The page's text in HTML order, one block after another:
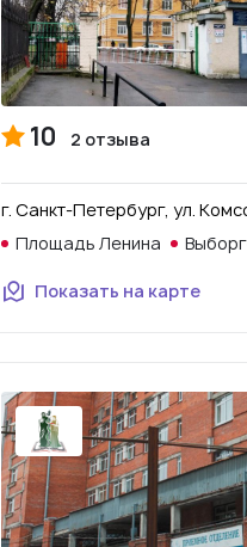
10 2 отзыва
г. Санкт-Петербург, ул.
Площадь Ленина
Показать на карте